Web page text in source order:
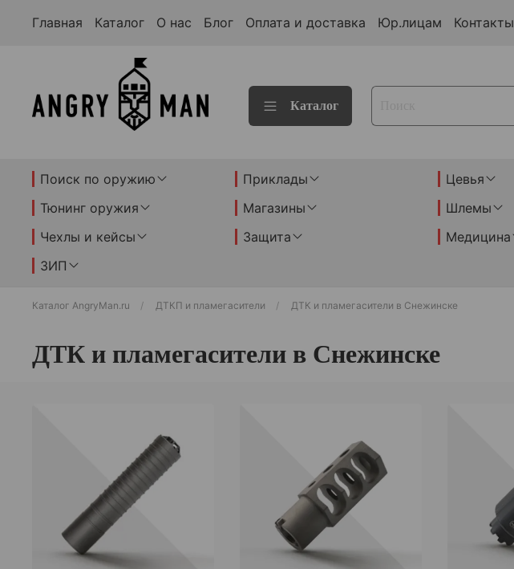
Главная Каталог О нас Блог Оплата и доставка Юр.лицам Контакты
Каталог
Поиск по оружию Приклады Цевья
Тюнинг оружия
Магазины Шлемы
Чехлы и кейсы
Защита Медицина
ЗИП
Каталог AngryMan.ru ДТКП и пламегасители ДТК и пламегасители в Снежинске
ДТК и пламегасители в Снежинске